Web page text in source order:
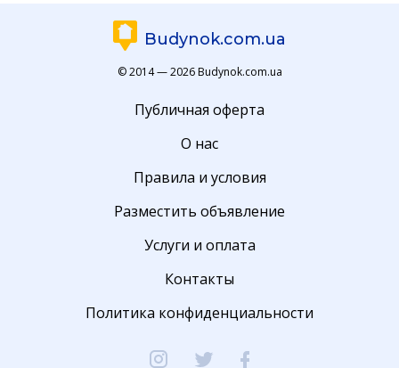
Budynok.com.ua
© 2014 — 2026 Budynok.com.ua
Публичная оферта
О нас
Правила и условия
Разместить объявление
Услуги и оплата
Контакты
Политика конфиденциальности